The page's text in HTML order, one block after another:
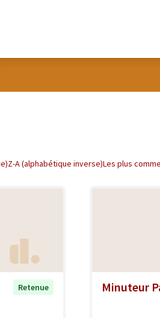
utilisateur
Z-A (alphabétique inverse)Les plus
Retenue Minuteur